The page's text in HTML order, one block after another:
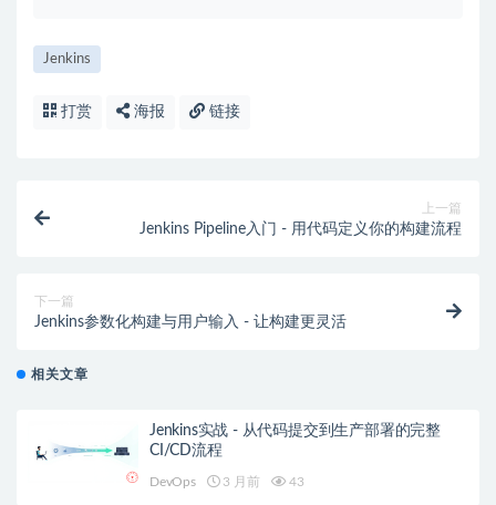
Jenkins
打赏 海报 链接
上一篇
Jenkins Pipeline入门 - 用代码定义你的构建流程
下一篇
Jenkins参数化构建与用户输入 - 让构建更灵活
相关文章
Jenkins实战 - 从代码提交到生产部署的完整
CI/CD流程
DevOps 3 月前 43